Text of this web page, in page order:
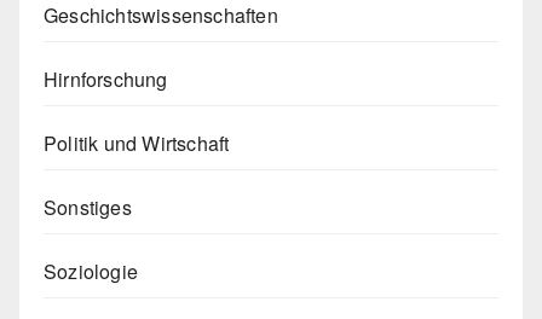
Geschichtswissenschaften
Hirnforschung
Politik und Wirtschaft
Sonstiges
Soziologie